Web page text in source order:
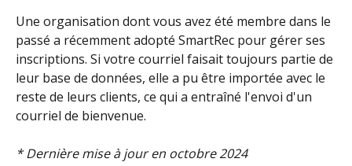
Une organisation dont vous avez été membre dans le
passé a récemment adopté SmartRec pour gérer ses
inscriptions. Si votre courriel faisait toujours partie de
leur base de données, elle a pu être importée avec le
reste de leurs clients, ce qui a entraîné l'envoi d'un
courriel de bienvenue.
* Dernière mise à jour en octobre 2024